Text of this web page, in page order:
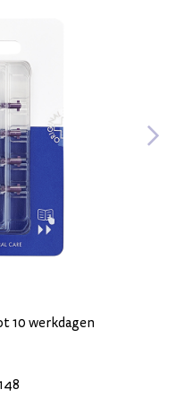
10 werkdagen